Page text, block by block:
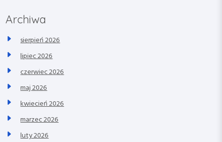
Archiwa
sierpień 2026
lipiec 2026
czerwiec 2026
maj 2026
kwiecień 2026
marzec 2026
luty 2026